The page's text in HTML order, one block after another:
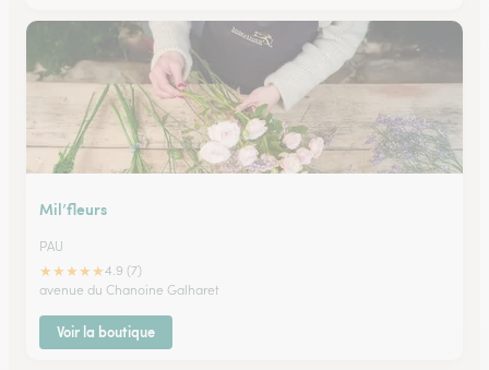
Mil’fleurs
PAU
★★★★★4.9 (7)
avenue du Chanoine Galharet
Voir la boutique